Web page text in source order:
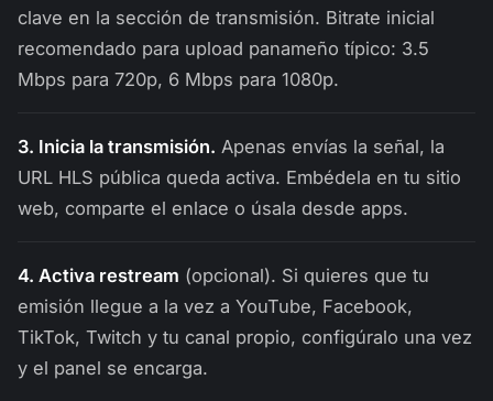
clave en la sección de transmisión. Bitrate inicial
recomendado para upload panameño típico: 3.5
Mbps para 720p, 6 Mbps para 1080p.
3. Inicia la transmisión. Apenas envías la señal, la
URL HLS pública queda activa. Embédela en tu sitio
web, comparte el enlace o úsala desde apps.
4. Activa restream (opcional). Si quieres que tu
emisión llegue a la vez a YouTube, Facebook,
TikTok, Twitch y tu canal propio, configúralo una vez
y el panel se encarga.